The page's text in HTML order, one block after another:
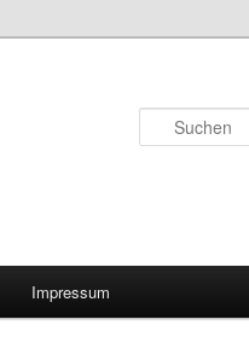
Impressum